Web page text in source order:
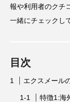
報や利用者のクチ
一緒にチェックし
目次
エクスメール
特徴1:海